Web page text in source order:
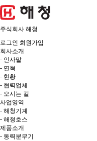
주식회사 해청
로그인 회원가입
회사소개
- 인사말
- 연혁
- 현황
- 협력업체
- 오시는 길
사업영역
- 해청기계
- 해청호스
제품소개
- 동력분무기